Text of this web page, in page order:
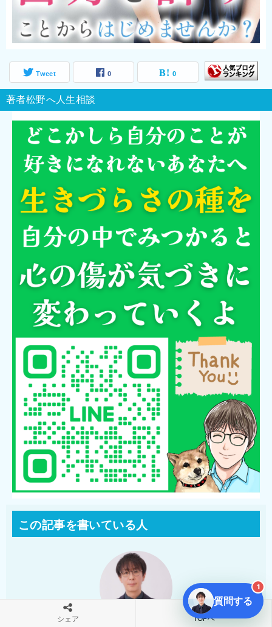
Tweet 0 0
著者松野へ人生相談
この記事を書いている人
シェア TOPへ
質問する
1